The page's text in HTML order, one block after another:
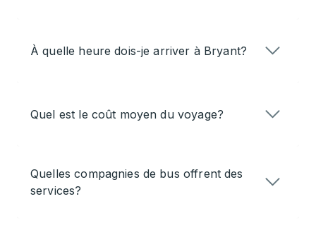
À quelle heure dois-je arriver à Bryant?
Quel est le coût moyen du voyage?
Quelles compagnies de bus offrent des
services?